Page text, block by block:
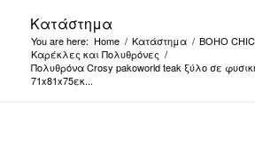
Κατάστημα
You are here: Home / Κατάστημα / BOHO CHIC
Καρέκλες και Πολυθρόνες /
Πολυθρόνα Crosy pakoworld teak ξύλο σε
71x81x75εκ...